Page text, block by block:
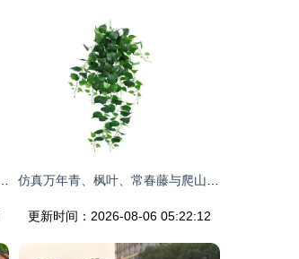
更新时间：2026-08-06 05:22:12